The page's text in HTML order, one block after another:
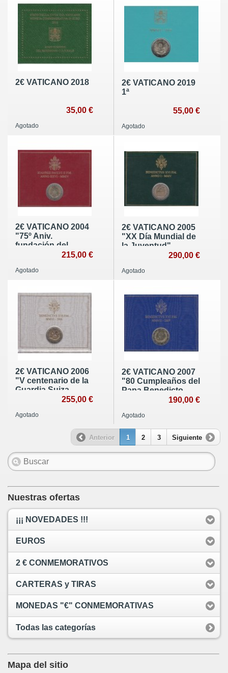
2€ VATICANO 2018
35,00 €
Agotado
2€ VATICANO 2019
1ª
55,00 €
Agotado
2€ VATICANO 2004
"75º Aniv.
fundación del
215,00 €
Agotado
2€ VATICANO 2005
"XX Día Mundial de
la Juventud"
290,00 €
Agotado
2€ VATICANO 2006
"V centenario de la
Guardia Suiza
255,00 €
Agotado
2€ VATICANO 2007
"80 Cumpleaños del
Papa Benedicto
190,00 €
Agotado
Anterior 1 2 3 Siguiente
Nuestras ofertas
¡¡¡ NOVEDADES !!!
EUROS
2 € CONMEMORATIVOS
CARTERAS y TIRAS
MONEDAS "€" CONMEMORATIVAS
Todas las categorías
Mapa del sitio